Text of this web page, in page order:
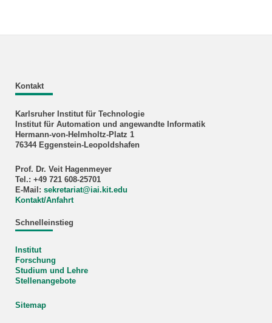
Kontakt
Karlsruher Institut für Technologie
Institut für Automation und angewandte Informatik
Hermann-von-Helmholtz-Platz 1
76344 Eggenstein-Leopoldshafen
Prof. Dr. Veit Hagenmeyer
Tel.: +49 721 608-25701
E-Mail: sekretariat@iai.kit.edu
Kontakt/Anfahrt
Schnelleinstieg
Institut
Forschung
Studium und Lehre
Stellenangebote
Sitemap